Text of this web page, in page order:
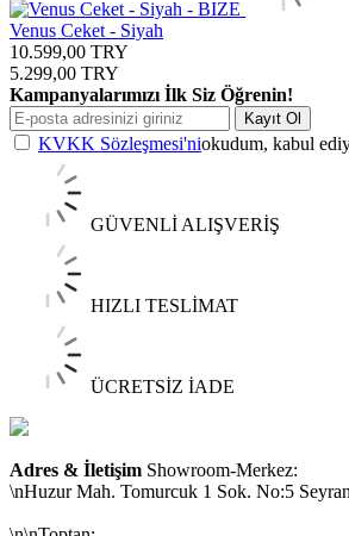
Venus Ceket - Siyah
10.599,00 TRY
5.299,00 TRY
Kampanyalarımızı İlk Siz Öğrenin!
Kayıt Ol
KVKK Sözleşmesi'niokudum, kabul
GÜVENLİ ALIŞVERİŞ
HIZLI TESLİMAT
ÜCRETSİZ İADE
Adres & İletişim Showroom-Merkez:
\nHuzur Mah. Tomurcuk 1 Sok. No:5